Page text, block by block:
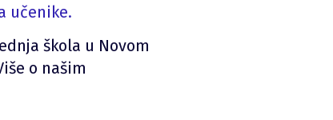
učenike.
škola u Novom
o našim